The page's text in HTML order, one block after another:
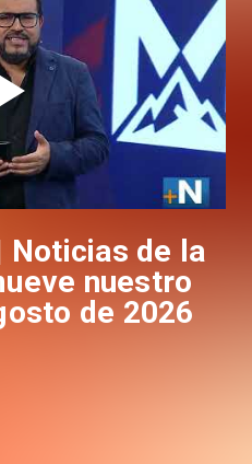
Noticias de la
nuestro
de 2026